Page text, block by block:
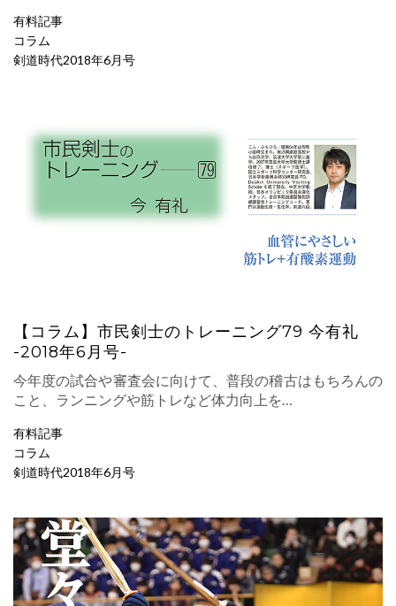
有料記事
コラム
剣道時代2018年6月号
【コラム】市民剣士のトレーニング79 今有礼
-2018年6月号-
今年度の試合や審査会に向けて、普段の稽古はもちろんの
こと、ランニングや筋トレなど体力向上を…
有料記事
コラム
剣道時代2018年6月号